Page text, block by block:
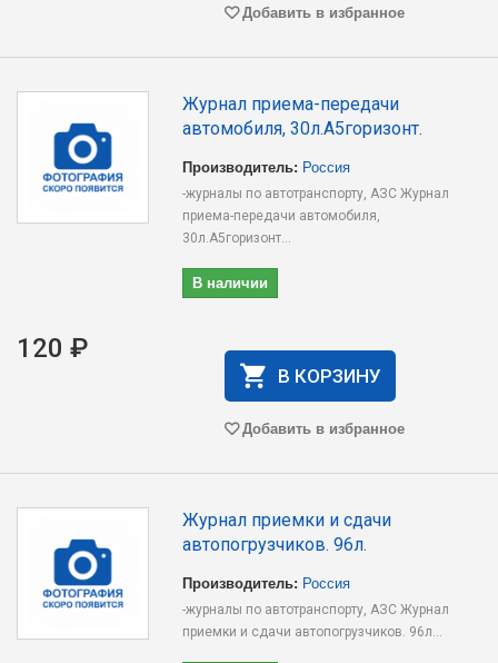
Добавить в избранное
Журнал приема-передачи
автомобиля, 30л.А5горизонт.
Производитель: Россия
-журналы по автотранспорту, АЗС Журнал
приема-передачи автомобиля,
30л.А5горизонт...
В наличии
120 ₽
В КОРЗИНУ
Добавить в избранное
Журнал приемки и сдачи
автопогрузчиков. 96л.
Производитель: Россия
-журналы по автотранспорту, АЗС Журнал
приемки и сдачи автопогрузчиков. 96л...